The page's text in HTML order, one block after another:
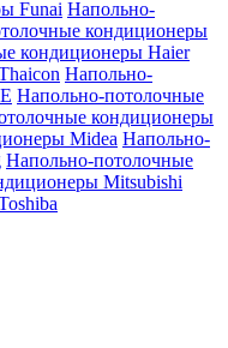
Funai Напольно-
кондиционеры
кондиционеры Haier
Напольно-
Напольно-потолочные
кондиционеры
Midea Напольно-
Напольно-потолочные
Mitsubishi